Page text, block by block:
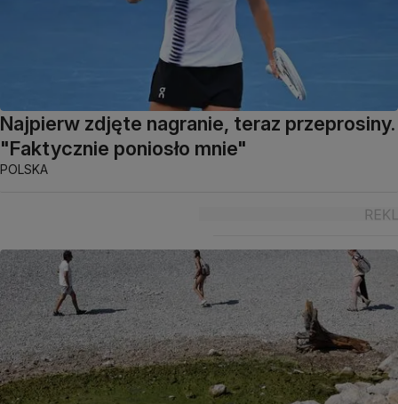
Najpierw zdjęte nagranie, teraz przeprosiny.
"Faktycznie poniosło mnie"
POLSKA